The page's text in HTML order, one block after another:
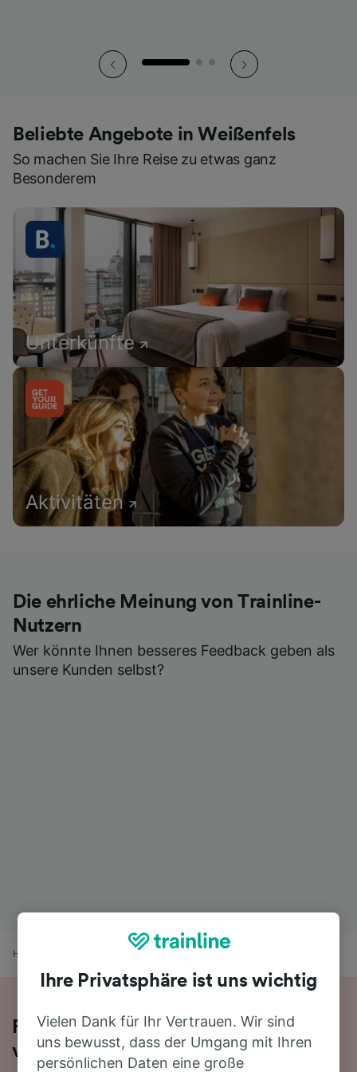
Beliebte Angebote in Weißenfels
So machen Sie Ihre Reise zu etwas ganz
Besonderem
Unterkünfte
Aktivitäten
Die ehrliche Meinung von Trainline-
Nutzern
Wer könnte Ihnen besseres Feedback geben als
unsere Kunden selbst?
Home Zeitz nach Weißenfels
Fahren Sie mit dem Zug in 30 Minuten
von Zeitz nach Weißenfels
Ihre Privatsphäre ist uns wichtig
Vielen Dank für Ihr Vertrauen. Wir sind
uns bewusst, dass der Umgang mit Ihren
persönlichen Daten eine große